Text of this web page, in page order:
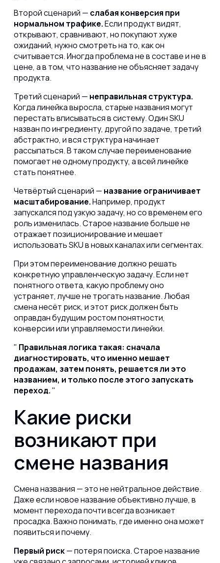
Второй сценарий — слабая конверсия при
нормальном трафике.Если продукт видят,
открывают, сравнивают, но покупают хуже
ожиданий, нужно смотреть на то, как он
считывается. Иногда проблема не в составе и не в
цене, а в том, что название не объясняет задачу
продукта.
Третий сценарий — неправильная структура.
Когда линейка выросла, старые названия могут
перестать вписываться в систему. Один SKU
назван по ингредиенту, другой по задаче, третий
абстрактно, и вся структура начинает
рассыпаться. В таком случае переименование
помогает не одному продукту, а всей линейке
стать понятнее.
Четвёртый сценарий — название ограничивает
масштабирование.Например, продукт
запускался под узкую задачу, но со временем его
роль изменилась. Старое название больше не
отражает позиционирование и мешает
использовать SKU в новых каналах или сегментах.
При этом переименование должно решать
конкретную управленческую задачу. Если нет
понятного ответа, какую проблему оно
устраняет, лучше не трогать название. Любая
смена несёт риск, и этот риск должен быть
оправдан будущим ростом понятности,
конверсии или управляемости линейки.
Правильная логика такая: сначала
диагностировать, что именно мешает
продажам, затем понять, решается ли это
названием, и только после этого запускать
переход.
Какие риски
возникают при
смене названия
Смена названия — это не нейтральное действие.
Даже если новое название объективно лучше, в
момент перехода почти всегда возникает
просадка. Важно понимать, где именно она может
появиться и почему.
Первый риск— потеря поиска. Старое название